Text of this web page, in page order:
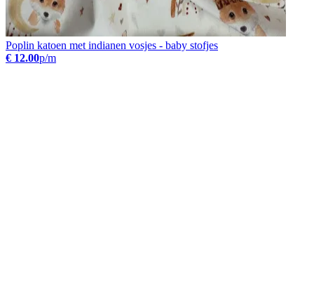
Poplin katoen met indianen vosjes - baby stofjes
€ 12.00p/m